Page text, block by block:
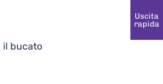
Uscita
rapida